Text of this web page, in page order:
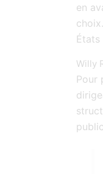
en
Willy
Pour